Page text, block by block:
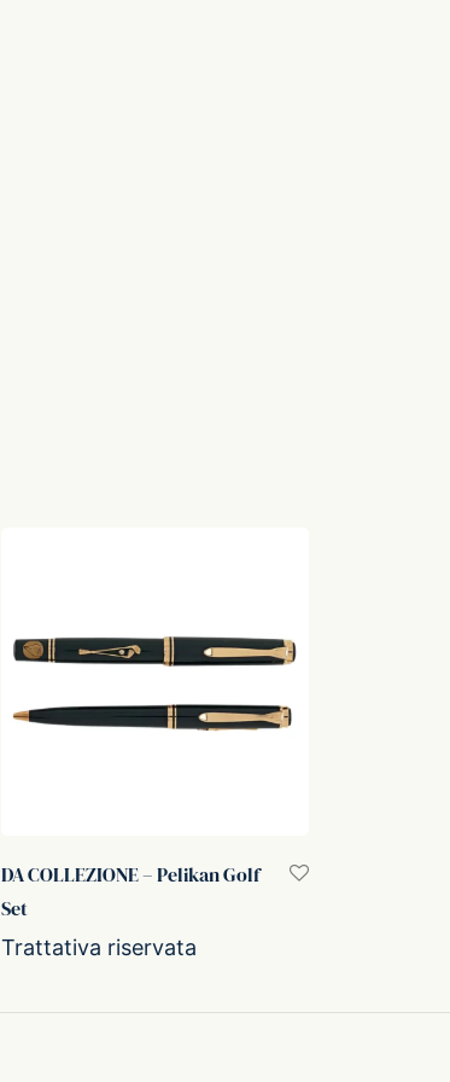
DA COLLEZIONE – Pelikan Golf
Set
Trattativa riservata